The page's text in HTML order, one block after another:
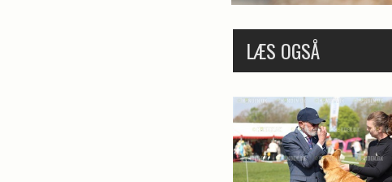
LÆS OGSÅ